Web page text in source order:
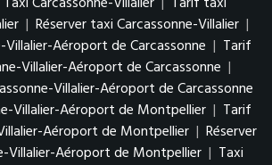
| Réserver taxi Carcassonne-Villalier |
Villalier-Aéroport de Carcassonne | Tarif
Villalier-Aéroport de Carcassonne |
Villalier-Aéroport de Carcassonne
Villalier-Aéroport de Montpellier | Tarif
Aéroport de Montpellier | Réserver
Villalier-Aéroport de Montpellier | Taxi